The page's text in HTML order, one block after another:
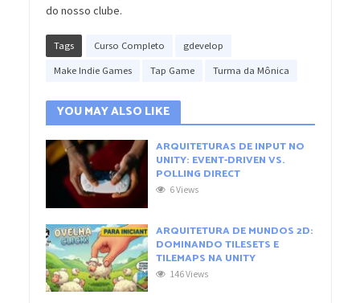
do nosso clube.
Tags Curso Completo gdevelop
Make Indie Games Tap Game Turma da Mônica
YOU MAY ALSO LIKE
ARQUITETURAS DE INPUT NO
UNITY: EVENT-DRIVEN VS.
POLLING DIRECT
6 Views
ARQUITETURA DE MUNDOS 2D:
DOMINANDO TILESETS E
TILEMAPS NA UNITY
146 Views